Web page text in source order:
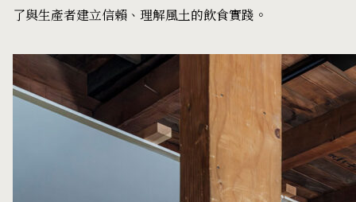
了與生產者建立信賴、理解風土的飲食實踐。